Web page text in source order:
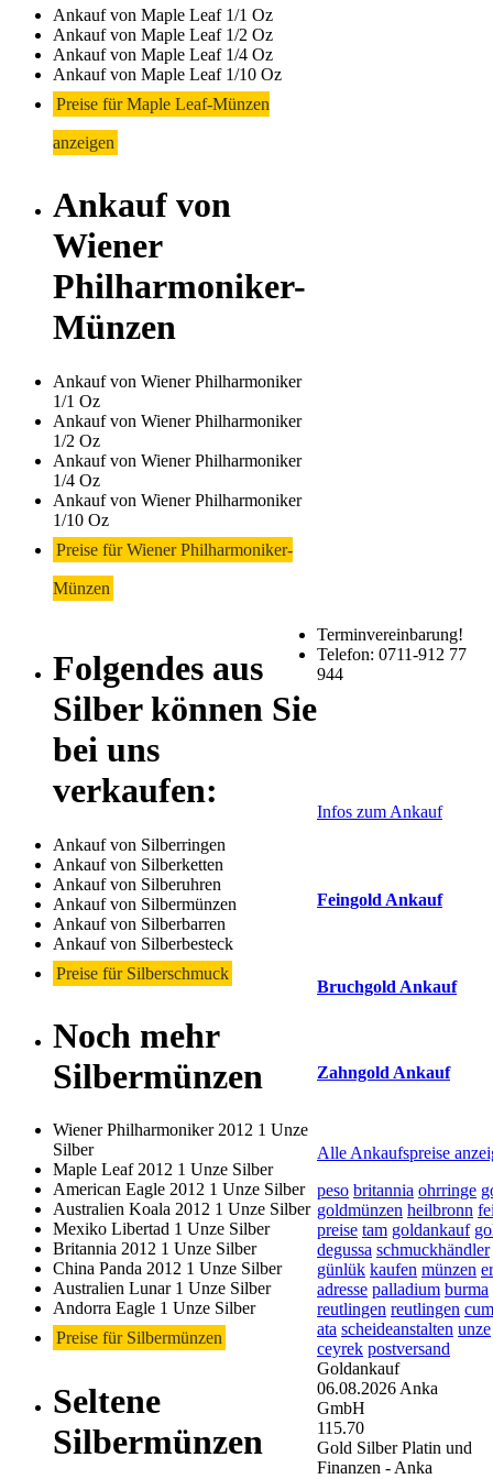
Ankauf von Maple Leaf 1/1 Oz
Ankauf von Maple Leaf 1/2 Oz
Ankauf von Maple Leaf 1/4 Oz
Ankauf von Maple Leaf 1/10 Oz
Preise für Maple Leaf-Münzen
anzeigen
Ankauf von
Wiener
Philharmoniker-
Münzen
Ankauf von Wiener Philharmoniker
1/1 Oz
Ankauf von Wiener Philharmoniker
1/2 Oz
Ankauf von Wiener Philharmoniker
1/4 Oz
Ankauf von Wiener Philharmoniker
1/10 Oz
Preise für Wiener Philharmoniker-
Münzen
Folgendes aus
Silber können Sie
bei uns
verkaufen:
Ankauf von Silberringen
Ankauf von Silberketten
Ankauf von Silberuhren
Ankauf von Silbermünzen
Ankauf von Silberbarren
Ankauf von Silberbesteck
Preise für Silberschmuck
Noch mehr
Silbermünzen
Wiener Philharmoniker 2012 1 Unze
Silber
Maple Leaf 2012 1 Unze Silber
American Eagle 2012 1 Unze Silber
Australien Koala 2012 1 Unze Silber
Mexiko Libertad 1 Unze Silber
Britannia 2012 1 Unze Silber
China Panda 2012 1 Unze Silber
Australien Lunar 1 Unze Silber
Andorra Eagle 1 Unze Silber
Preise für Silbermünzen
Seltene
Silbermünzen
Terminvereinbarung!
Telefon: 0711-912 77
944
Sidebar
(Primary)
Infos zum Ankauf
Feingold Ankauf
Bruchgold Ankauf
Zahngold Ankauf
Alle Ankaufspreise
peso britannia ohrringe
goldmünzen heilbronn
preise tam goldankauf
degussa schmuckhändler
günlük kaufen münzen
adresse palladium burma
reutlingen reutlingen
ata scheideanstalten unze
ceyrek postversand
Goldankauf
06.08.2026Anka
GmbH
115.70
Gold Silber Platin und
Finanzen - Anka